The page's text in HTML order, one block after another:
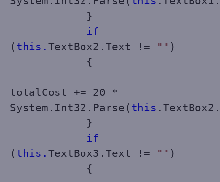
}
if
( this. TextBox2.Text != "" )
{
totalCost += 20 *
System.Int32.Parse( this
}
if
( this. TextBox3.Text != "" )
{